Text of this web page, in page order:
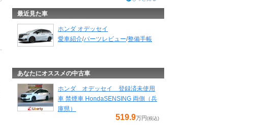
最近見た車
ホンダ オデッセイ
愛車紹介/パーツレビュー/整備手帳
あなたにオススメの中古車
ホンダ オデッセイ 登録済未使用
車 禁煙車 HondaSENSING 両側（兵
庫県）
519.9万円 (税込)